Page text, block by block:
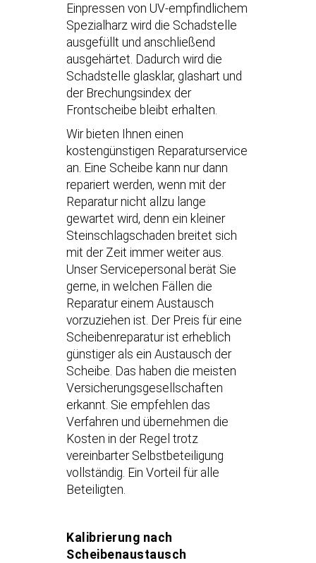
Einpressen von UV-empfindlichem
Spezialharz wird die Schadstelle
ausgefüllt und anschließend
ausgehärtet. Dadurch wird die
Schadstelle glasklar, glashart und
der Brechungsindex der
Frontscheibe bleibt erhalten.
Wir bieten Ihnen einen
kostengünstigen Reparaturservice
an. Eine Scheibe kann nur dann
repariert werden, wenn mit der
Reparatur nicht allzu lange
gewartet wird, denn ein kleiner
Steinschlagschaden breitet sich
mit der Zeit immer weiter aus.
Unser Servicepersonal berät Sie
gerne, in welchen Fällen die
Reparatur einem Austausch
vorzuziehen ist. Der Preis für eine
Scheibenreparatur ist erheblich
günstiger als ein Austausch der
Scheibe. Das haben die meisten
Versicherungsgesellschaften
erkannt. Sie empfehlen das
Verfahren und übernehmen die
Kosten in der Regel trotz
vereinbarter Selbstbeteiligung
vollständig. Ein Vorteil für alle
Beteiligten.
Kalibrierung nach
Scheibenaustausch